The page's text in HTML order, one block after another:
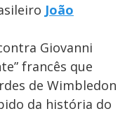
João
Giovanni
francês que
de Wimbledon
da história do